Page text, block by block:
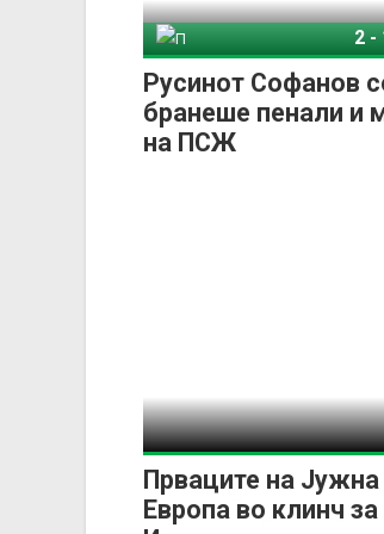
Русинот Софанов
бранеше пенали и
на ПСЖ
2-
Прваците на
Европа во клинч за